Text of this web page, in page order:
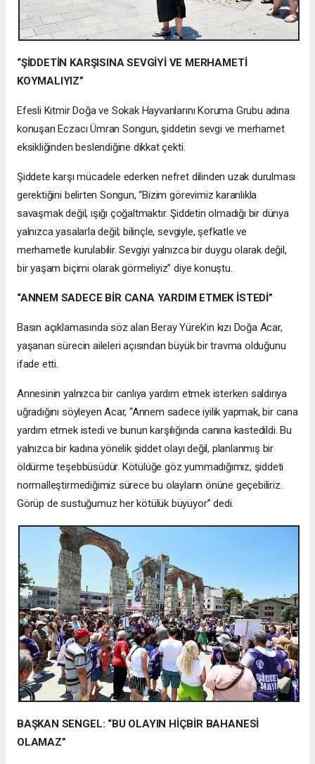
“ŞİDDETİN KARŞISINA SEVGİYİ VE MERHAMETİ
KOYMALIYIZ”
Efesli Kıtmir Doğa ve Sokak Hayvanlarını Koruma Grubu adına
konuşan Eczacı Ümran Songun, şiddetin sevgi ve merhamet
eksikliğinden beslendiğine dikkat çekti.
Şiddete karşı mücadele ederken nefret dilinden uzak durulması
gerektiğini belirten Songun, “Bizim görevimiz karanlıkla
savaşmak değil, ışığı çoğaltmaktır. Şiddetin olmadığı bir dünya
yalnızca yasalarla değil; bilinçle, sevgiyle, şefkatle ve
merhametle kurulabilir. Sevgiyi yalnızca bir duygu olarak değil,
bir yaşam biçimi olarak görmeliyiz” diye konuştu.
“ANNEM SADECE BİR CANA YARDIM ETMEK İSTEDİ”
Basın açıklamasında söz alan Beray Yürek’in kızı Doğa Acar,
yaşanan sürecin aileleri açısından büyük bir travma olduğunu
ifade etti.
Annesinin yalnızca bir canlıya yardım etmek isterken saldırıya
uğradığını söyleyen Acar, “Annem sadece iyilik yapmak, bir cana
yardım etmek istedi ve bunun karşılığında canına kastedildi. Bu
yalnızca bir kadına yönelik şiddet olayı değil, planlanmış bir
öldürme teşebbüsüdür. Kötülüğe göz yummadığımız, şiddeti
normalleştirmediğimiz sürece bu olayların önüne geçebiliriz.
Görüp de sustuğumuz her kötülük büyüyor” dedi.
BAŞKAN SENGEL: “BU OLAYIN HİÇBİR BAHANESİ
OLAMAZ”